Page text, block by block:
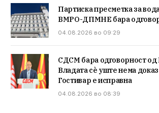
Партиска пресметка за
ВМРО-ДПМНЕ бара
04.08.2026 во 09:29
СДСМ бара одговорност од
Владата сè уште нема
Гостивар е исправна
04.08.2026 во 08:39